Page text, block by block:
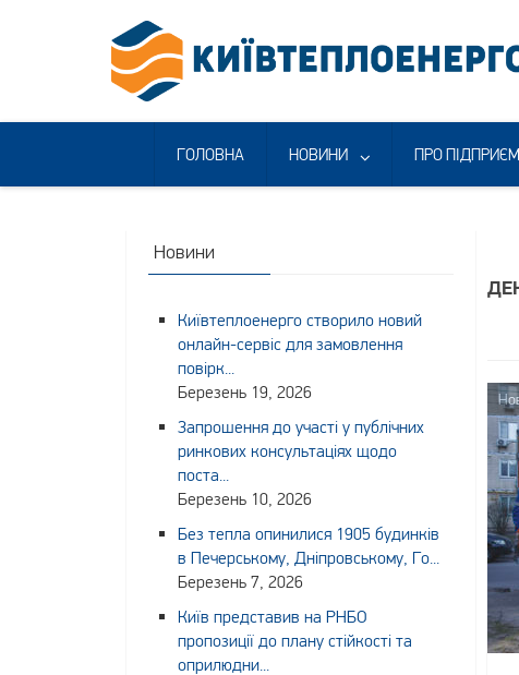
ГОЛОВНА НОВИНИ ПРО
Новини
Київтеплоенерго створило новий
онлайн-сервіс для замовлення
повірк...
Березень 19, 2026
Запрошення до участі у публічних
ринкових консультаціях щодо
поста...
Березень 10, 2026
Без тепла опинилися 1905 будинків
в Печерському, Дніпровському, Го...
Березень 7, 2026
Київ представив на РНБО
пропозиції до плану стійкості та
оприлюдни...